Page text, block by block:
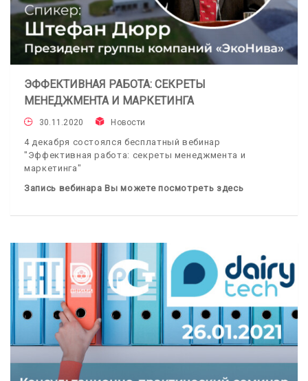
ЭФФЕКТИВНАЯ РАБОТА: СЕКРЕТЫ
МЕНЕДЖМЕНТА И МАРКЕТИНГА
30.11.2020 Новости
4 декабря состоялся бесплатный вебинар
"Эффективная работа: секреты менеджмента и
маркетинга"
Запись вебинара Вы можете посмотреть здесь